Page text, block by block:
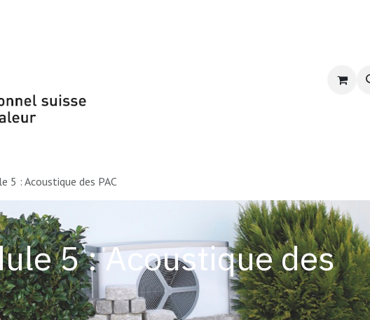
CPR-PAC
5 : Acoustique des PAC
5 : Acoustique des